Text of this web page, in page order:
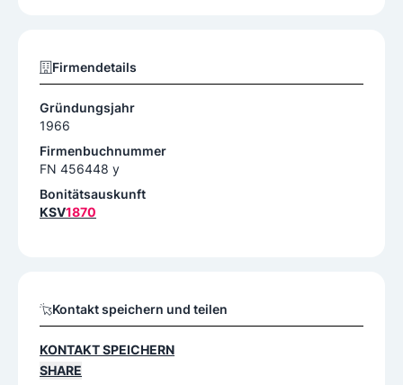
Firmendetails
Gründungsjahr
1966
Firmenbuchnummer
FN 456448 y
Bonitätsauskunft
KSV1870
Kontakt speichern und teilen
KONTAKT SPEICHERN
SHARE